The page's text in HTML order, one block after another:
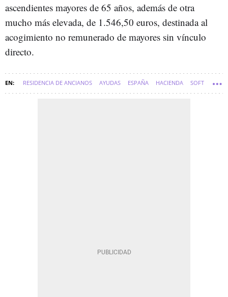
ascendientes mayores de 65 años, además de otra
mucho más elevada, de 1.546,50 euros, destinada al
acogimiento no remunerado de mayores sin vínculo
directo.
RESIDENCIA DE ANCIANOS AYUDAS ESPAÑA HACIENDA SOFT